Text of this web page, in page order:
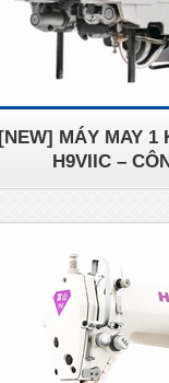
[NEW] MÁY MAY 1
H9VIIC –